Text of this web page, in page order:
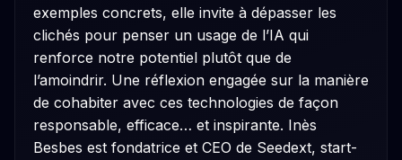
exemples concrets, elle invite à dépasser les
clichés pour penser un usage de l’IA qui
renforce notre potentiel plutôt que de
l’amoindrir. Une réflexion engagée sur la manière
de cohabiter avec ces technologies de façon
responsable, efficace… et inspirante. Inès
Besbes est fondatrice et CEO de Seedext, start-